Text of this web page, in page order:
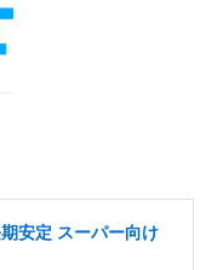
安定 スーパー向け